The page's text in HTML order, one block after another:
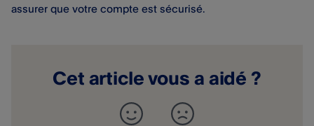
assurer que votre compte est sécurisé.
Cet article vous a aidé ?